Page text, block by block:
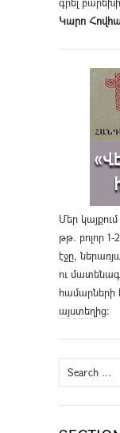
Կարո
Մեր
թթ. բոլոր
էջը,
ու
համարների
այստեղից։
Search
for: